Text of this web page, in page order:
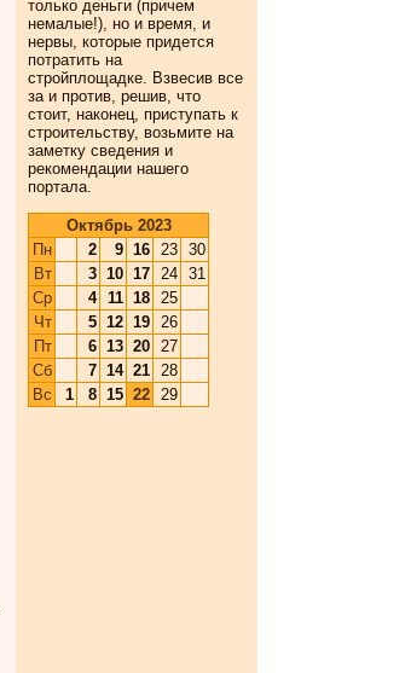
только деньги (причем
немалые!), но и время, и
нервы, которые придется
потратить на
стройплощадке. Взвесив все
за и против, решив, что
стоит, наконец, приступать к
строительству, возьмите на
заметку сведения и
рекомендации нашего
портала.
Октябрь 2023
Пн
2 9 16 23 30
Вт
3 10 17 24 31
Ср
4 11 18
25
Чт
5 12 19
26
Пт
6 13 20
27
Сб
7 14 21
28
Вс
1 8 15 22 29